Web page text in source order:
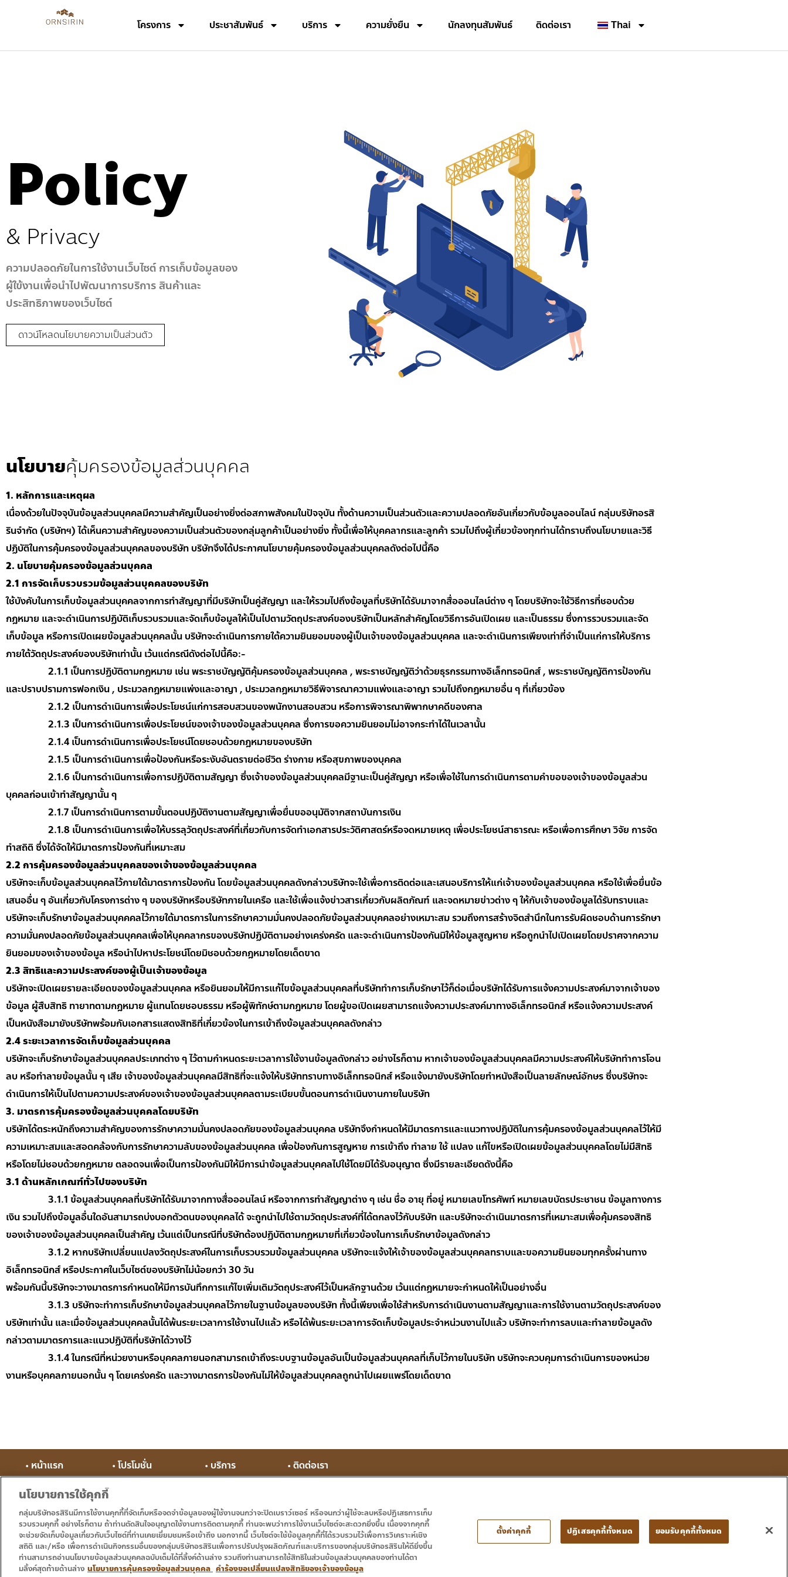
โครงการ ประชาสัมพันธ์ บริการ ความยั่งยืน นักลงทุนสัมพันธ์ ติดต่อเรา Thai
Policy
& Privacy
ความปลอดภัยในการใช้งานเว็บไซต์ การเก็บข้อมูลของ
ผู้ใข้งานเพื่อนำไปพัฒนาการบริการ สินค้าและ
ประสิทธิภาพของเว็บไซต์
ดาวน์โหลดนโยบายความเป็นส่วนตัว
นโยบายคุ้มครองข้อมูลส่วนบุคคล
1. หลักการและเหตุผล
เนื่องด้วยในปัจจุบันข้อมูลส่วนบุคคลมีความสำคัญเป็นอย่างยิ่งต่อสภาพสังคมในปัจจุบัน ทั้งด้านความเป็นส่วนตัวและความปลอดภัยอันเกี่ยวกับข้อมูลออนไลน์ กลุ่มบริษัทอรสิ
รินจำกัด (บริษัทฯ) ได้เห็นความสำคัญของความเป็นส่วนตัวของกลุ่มลูกค้าเป็นอย่างยิ่ง ทั้งนี้เพื่อให้บุคคลากรและลูกค้า รวมไปถึงผู้เกี่ยวข้องทุกท่านได้ทราบถึงนโยบายและวิธี
ปฏิบัติในการคุ้มครองข้อมูลส่วนบุคคลของบริษัท บริษัทจึงได้ประกาศนโยบายคุ้มครองข้อมูลส่วนบุคคลดังต่อไปนี้คือ
2. นโยบายคุ้มครองข้อมูลส่วนบุคคล
2.1 การจัดเก็บรวบรวมข้อมูลส่วนบุคคลของบริษัท
ใช้บังคับในการเก็บข้อมูลส่วนบุคคลจากการทำสัญญาที่มีบริษัทเป็นคู่สัญญา และให้รวมไปถึงข้อมูลที่บริษัทได้รับมาจากสื่อออนไลน์ต่าง ๆ โดยบริษัทจะใช้วิธีการที่ชอบด้วย
กฎหมาย และจะดำเนินการปฏิบัติเก็บรวบรวมและจัดเก็บข้อมูลให้เป็นไปตามวัตถุประสงค์ของบริษัทเป็นหลักสำคัญโดยวิธีการอันเปิดเผย และเป็นธรรม ซึ่งการรวบรวมและจัด
เก็บข้อมูล หรือการเปิดเผยข้อมูลส่วนบุคคลนั้น บริษัทจะดำเนินการภายใต้ความยินยอมของผู้เป็นเจ้าของข้อมูลส่วนบุคคล และจะดำเนินการเพียงเท่าที่จำเป็นแก่การให้บริการ
ภายใต้วัตถุประสงค์ของบริษัทเท่านั้น เว้นแต่กรณีดังต่อไปนี้คือ:-
2.1.1 เป็นการปฏิบัติตามกฎหมาย เช่น พระราชบัญญัติคุ้มครองข้อมูลส่วนบุคคล , พระราชบัญญัติว่าด้วยธุรกรรมทางอิเล็กทรอนิกส์ , พระราชบัญญัติการป้องกัน
และปราบปรามการฟอกเงิน , ประมวลกฎหมายแพ่งและอาญา , ประมวลกฎหมายวิธีพิจารณาความแพ่งและอาญา รวมไปถึงกฎหมายอื่น ๆ ที่เกี่ยวข้อง
2.1.2 เป็นการดำเนินการเพื่อประโยชน์แก่การสอบสวนของพนักงานสอบสวน หรือการพิจารณาพิพากษาคดีของศาล
2.1.3 เป็นการดำเนินการเพื่อประโยชน์ของเจ้าของข้อมูลส่วนบุคคล ซึ่งการขอความยินยอมไม่อาจกระทำได้ในเวลานั้น
2.1.4 เป็นการดำเนินการเพื่อประโยชน์โดยชอบด้วยกฎหมายของบริษัท
2.1.5 เป็นการดำเนินการเพื่อป้องกันหรือระงับอันตรายต่อชีวิต ร่างกาย หรือสุขภาพของบุคคล
2.1.6 เป็นการดำเนินการเพื่อการปฏิบัติตามสัญญา ซึ่งเจ้าของข้อมูลส่วนบุคคลมีฐานะเป็นคู่สัญญา หรือเพื่อใช้ในการดำเนินการตามคำขอของเจ้าของข้อมูลส่วน
บุคคลก่อนเข้าทำสัญญานั้น ๆ
2.1.7 เป็นการดำเนินการตามขั้นตอนปฏิบัติงานตามสัญญาเพื่อยื่นขออนุมัติจากสถาบันการเงิน
2.1.8 เป็นการดำเนินการเพื่อให้บรรลุวัตถุประสงค์ที่เกี่ยวกับการจัดทำเอกสารประวัติศาสตร์หรือจดหมายเหตุ เพื่อประโยชน์สาธารณะ หรือเพื่อการศึกษา วิจัย การจัด
ทำสถิติ ซึ่งได้จัดให้มีมาตรการป้องกันที่เหมาะสม
2.2 การคุ้มครองข้อมูลส่วนบุคคลของเจ้าของข้อมูลส่วนบุคคล
บริษัทจะเก็บข้อมูลส่วนบุคคลไว้ภายใต้มาตราการป้องกัน โดยข้อมูลส่วนบุคคลดังกล่าวบริษัทจะใช้เพื่อการติดต่อและเสนอบริการให้แก่เจ้าของข้อมูลส่วนบุคคล หรือใช้เพื่อยื่นข้อ
เสนออื่น ๆ อันเกี่ยวกับโครงการต่าง ๆ ของบริษัทหรือบริษัทภายในเครือ และใช้เพื่อแจ้งข่าวสารเกี่ยวกับผลิตภัณฑ์ และจดหมายข่าวต่าง ๆ ให้กับเจ้าของข้อมูลได้รับทราบและ
บริษัทจะเก็บรักษาข้อมูลส่วนบุคคคลไว้ภายใต้มาตรการในการรักษาความมั่นคงปลอดภัยข้อมูลส่วนบุคคลอย่างเหมาะสม รวมถึงการสร้างจิตสำนึกในการรับผิดชอบด้านการรักษา
ความมั่นคงปลอดภัยข้อมูลส่วนบุคคลเพื่อให้บุคคลากรของบริษัทปฏิบัติตามอย่างเคร่งครัด และจะดำเนินการป้องกันมิให้ข้อมูลสูญหาย หรือถูกนำไปเปิดเผยโดยปราศจากความ
ยินยอมของเจ้าของข้อมูล หรือนำไปหาประโยชน์โดยมิชอบด้วยกฎหมายโดยเด็ดขาด
2.3 สิทธิและความประสงค์ของผู้เป็นเจ้าของข้อมูล
บริษัทจะเปิดเผยรายละเอียดของข้อมูลส่วนบุคคล หรือยินยอมให้มีการแก้ไขข้อมูลส่วนบุคคลที่บริษัททำการเก็บรักษาไว้ก็ต่อเมื่อบริษัทได้รับการแจ้งความประสงค์มาจากเจ้าของ
ข้อมูล ผู้สืบสิทธิ ทายาทตามกฎหมาย ผู้แทนโดยชอบธรรม หรือผู้พิทักษ์ตามกฎหมาย โดยผู้ขอเปิดเผยสามารถแจ้งความประสงค์มาทางอิเล็กทรอนิกส์ หรือแจ้งความประสงค์
เป็นหนังสือมายังบริษัทพร้อมกับเอกสารแสดงสิทธิที่เกี่ยวข้องในการเข้าถึงข้อมูลส่วนบุคคลดังกล่าว
2.4 ระยะเวลาการจัดเก็บข้อมูลส่วนบุคคล
บริษัทจะเก็บรักษาข้อมูลส่วนบุคคลประเภทต่าง ๆ ไว้ตามกำหนดระยะเวลาการใช้งานข้อมูลดังกล่าว อย่างไรก็ตาม หากเจ้าของข้อมูลส่วนบุคคลมีความประสงค์ให้บริษัททำการโอน
ลบ หรือทำลายข้อมูลนั้น ๆ เสีย เจ้าของข้อมูลส่วนบุคคลมีสิทธิที่จะแจ้งให้บริษัททราบทางอิเล็กทรอนิกส์ หรือแจ้งมายังบริษัทโดยทำหนังสือเป็นลายลักษณ์อักษร ซึ่งบริษัทจะ
ดำเนินการให้เป็นไปตามความประสงค์ของเจ้าของข้อมูลส่วนบุคคลตามระเบียบขั้นตอนการดำเนินงานภายในบริษัท
3. มาตรการคุ้มครองข้อมูลส่วนบุคคลโดยบริษัท
บริษัทได้ตระหนักถึงความสำคัญของการรักษาความมั่นคงปลอดภัยของข้อมูลส่วนบุคคล บริษัทจึงกำหนดให้มีมาตรการและแนวทางปฏิบัติในการคุ้มครองข้อมูลส่วนบุคคลไว้ให้มี
ความเหมาะสมและสอดคล้องกับการรักษาความลับของข้อมูลส่วนบุคคล เพื่อป้องกันการสูญหาย การเข้าถึง ทำลาย ใช้ แปลง แก้ไขหรือเปิดเผยข้อมูลส่วนบุคคลโดยไม่มีสิทธิ
หรือโดยไม่ชอบด้วยกฎหมาย ตลอดจนเพื่อเป็นการป้องกันมิให้มีการนำข้อมูลส่วนบุคคลไปใช้โดยมิได้รับอนุญาต ซึ่งมีรายละเอียดดังนี้คือ
3.1 ด้านหลักเกณฑ์ทั่วไปของบริษัท
3.1.1 ข้อมูลส่วนบุคคลที่บริษัทได้รับมาจากทางสื่อออนไลน์ หรือจากการทำสัญญาต่าง ๆ เช่น ชื่อ อายุ ที่อยู่ หมายเลขโทรศัพท์ หมายเลขบัตรประชาชน ข้อมูลทางการ
เงิน รวมไปถึงข้อมูลอื่นใดอันสามารถบ่งบอกตัวตนของบุคคลได้ จะถูกนำไปใช้ตามวัตถุประสงค์ที่ได้ตกลงไว้กับบริษัท และบริษัทจะดำเนินมาตรการที่เหมาะสมเพื่อคุ้มครองสิทธิ
ของเจ้าของข้อมูลส่วนบุคคลเป็นสำคัญ เว้นแต่เป็นกรณีที่บริษัทต้องปฏิบัติตามกฎหมายที่เกี่ยวข้องในการเก็บรักษาข้อมูลดังกล่าว
3.1.2 หากบริษัทเปลี่ยนแปลงวัตถุประสงค์ในการเก็บรวบรวมข้อมูลส่วนบุคคล บริษัทจะแจ้งให้เจ้าของข้อมูลส่วนบุคคลทราบและขอความยินยอมทุกครั้งผ่านทาง
อิเล็กทรอนิกส์ หรือประกาศในเว็บไซต์ของบริษัทไม่น้อยกว่า 30 วัน
พร้อมกันนี้บริษัทจะวางมาตรการกำหนดให้มีการบันทึกการแก้ไขเพิ่มเติมวัตถุประสงค์ไว้เป็นหลักฐานด้วย เว้นแต่กฎหมายจะกำหนดให้เป็นอย่างอื่น
3.1.3 บริษัทจะทำการเก็บรักษาข้อมูลส่วนบุคคลไว้ภายในฐานข้อมูลของบริษัท ทั้งนี้เพียงเพื่อใช้สำหรับการดำเนินงานตามสัญญาและการใช้งานตามวัตถุประสงค์ของ
บริษัทเท่านั้น และเมื่อข้อมูลส่วนบุคคลนั้นได้พ้นระยะเวลาการใช้งานไปแล้ว หรือได้พ้นระยะเวลาการจัดเก็บข้อมูลประจำหน่วนงานไปแล้ว บริษัทจะทำการลบและทำลายข้อมูลดัง
กล่าวตามมาตรการและแนวปฏิบัติที่บริษัทได้วางไว้
3.1.4 ในกรณีที่หน่วยงานหรือบุคคลภายนอกสามารถเข้าถึงระบบฐานข้อมูลอันเป็นข้อมูลส่วนบุคคลที่เก็บไว้ภายในบริษัท บริษัทจะควบคุมการดำเนินการของหน่วย
งานหรือบุคคลภายนอกนั้น ๆ โดยเคร่งครัด และวางมาตรการป้องกันไม่ให้ข้อมูลส่วนบุคคลถูกนำไปเผยแพร่โดยเด็ดขาด
• หน้าแรก • โปรโมชั่น • บริการ • ติดต่อเรา
Copyright © 2016 – 2024 Ornsirin Group โครงการคุณภาพสำหรับคุณ. All Rights Reserved.
นโยบายการใช้คุกกี้
กลุ่มบริษัทอรสิรินมีการใช้งานคุกกี้ที่จัดเก็บหรือจดจำข้อมูลของผู้ใช้งานจนกว่าจะปิดเบราว์เซอร์ หรือจนกว่าผู้ใช้จะลบหรือปฏิเสธการเก็บ
รวบรวมคุกกี้ อย่างไรก็ตาม ถ้าท่านตัดสินใจอนุญาตใช้งานการติดตามคุกกี้ ท่านจะพบว่าการใช้งานเว็บไซต์จะสะดวกยิ่งขึ้น เนื่องจากคุกกี้
จะช่วยจัดเก็บข้อมูลเกี่ยวกับเว็บไซต์ที่ท่านเคยเยี่ยมชมหรือเข้าถึง นอกจากนี้ เว็บไซต์จะใช้ข้อมูลคุกกี้ที่ได้รวบรวมไว้เพื่อการวิเคราะห์เชิง
สถิติ และ/หรือ เพื่อการดำเนินกิจกรรมอื่นของกลุ่มบริษัทอรสิรินเพื่อการปรับปรุงผลิตภัณฑ์และบริการของกลุ่มบริษัทอรสิรินให้ดียิ่งขึ้น
ท่านสามารถอ่านนโยบายข้อมูลส่วนบุคคลฉบับเต็มได้ที่ลิ้งค์ด้านล่าง รวมถึงท่านสามารถใช้สิทธิในส่วนข้อมูลส่วนบุคคลของท่านได้ตา
มลิ้งค์สุดท้ายด้านล่าง นโยบายการคุ้มครองข้อมูลส่วนบุคคล คำร้องขอเปลี่ยนแปลงสิทธิของเจ้าของข้อมูล
ตั้งค่าคุกกี้ ปฏิเสธคุกกี้ทั้งหมด ยอมรับคุกกี้ทั้งหมด